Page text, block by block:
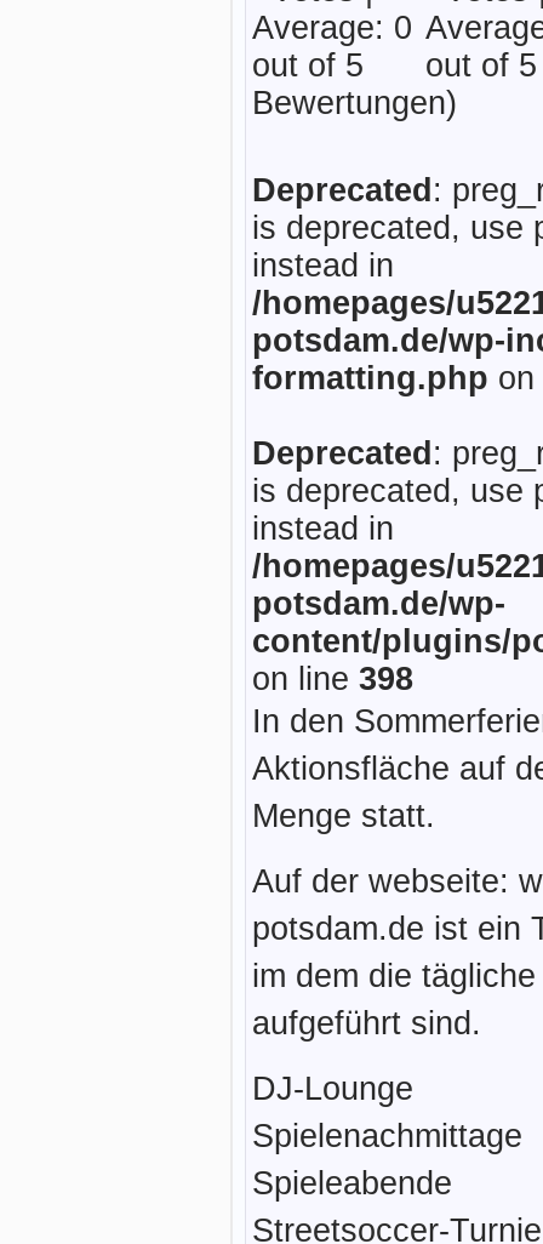
Bewertungen)
Deprecated :
is deprecated, use
instead in
/homepages/
potsdam.de/wp-
formatting.php
Deprecated :
is deprecated, use
instead in
/homepages/
potsdam.de/wp-
content/plugins/
on line 398
In den
Aktionsfläche auf
Menge statt.
Auf der webseite:
potsdam.de ist ein
im dem die
aufgeführt sind.
DJ-Lounge
Spielenachmittage
Spieleabende
Streetsoccer-